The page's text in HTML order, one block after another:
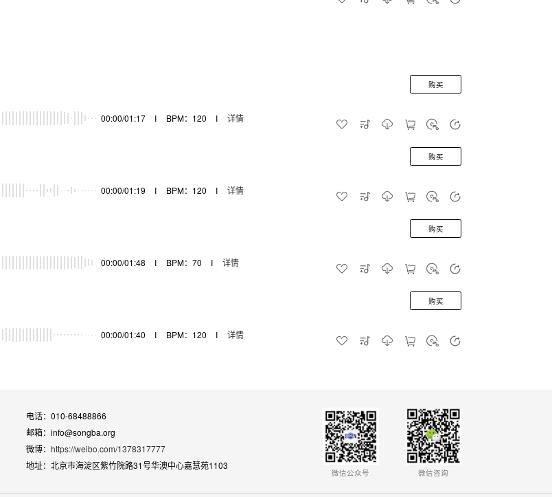
00:00/01:17 I BPM：120 I 详情
购买
00:00/01:19 I BPM：120 I 详情
购买
00:00/01:48 I BPM：70 I 详情
购买
00:00/01:40 I BPM：120 I 详情
购买
电话：010-68488866
邮箱：info@songba.org
微博： https://weibo.com/1378317777
地址：北京市海淀区紫竹院路31号华澳中心嘉慧苑1103
微信公众号 微信咨询